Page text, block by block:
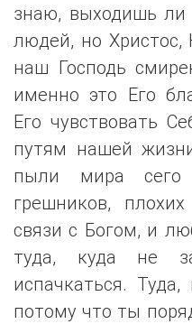
знаю, выходишь ли
людей, но Христос,
наш Господь
именно это Его
Его чувствовать
путям нашей
пыли мира
грешников,
связи с Богом, и
туда, куда не
испачкаться.
потому что ты